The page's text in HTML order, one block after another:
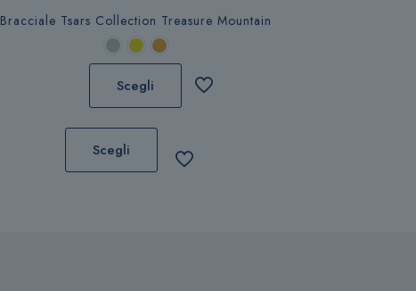
Bracciale Tsars Collection Treasure Mountain
Scegli
Scegli